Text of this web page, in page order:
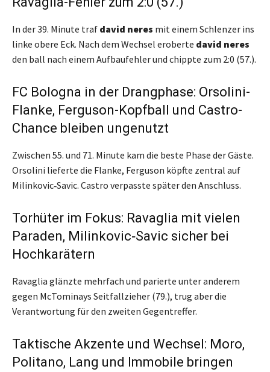
In der 39. Minute traf david neres mit einem Schlenzer ins
linke obere Eck. Nach dem Wechsel eroberte david neres
den ball nach einem Aufbaufehler und chippte zum 2:0 (57.).
FC Bologna in der Drangphase: Orsolini-
Flanke, Ferguson-Kopfball und Castro-
Chance bleiben ungenutzt
Zwischen 55. und 71. Minute kam die beste Phase der Gäste.
Orsolini lieferte die Flanke, Ferguson köpfte zentral auf
Milinkovic‑Savic. Castro verpasste später den Anschluss.
Torhüter im Fokus: Ravaglia mit vielen
Paraden, Milinkovic‑Savic sicher bei
Hochkarätern
Ravaglia glänzte mehrfach und parierte unter anderem
gegen McTominays Seitfallzieher (79.), trug aber die
Verantwortung für den zweiten Gegentreffer.
Taktische Akzente und Wechsel: Moro,
Politano, Lang und Immobile bringen